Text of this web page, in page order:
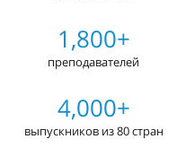
1,800+
преподавателей
4,000+
выпускников из 80 стран